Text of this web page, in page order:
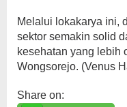
Melalui lokakarya ini,
sektor semakin solid
kesehatan yang lebih
Wongsorejo. (Venus
Share on: